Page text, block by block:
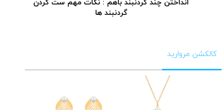
انداختن چند گردنبند باهم : نکات مهم ست کردن
گردنبند ها
کالکشن مروارید